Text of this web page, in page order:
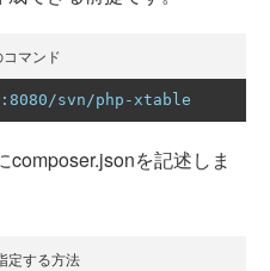
マンド
svn/php-xtable
を記述しま
定する方法